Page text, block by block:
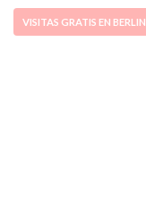
VISITAS GRATIS EN BERLIN